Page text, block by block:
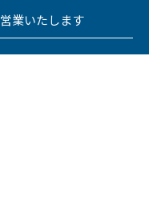
業いたします